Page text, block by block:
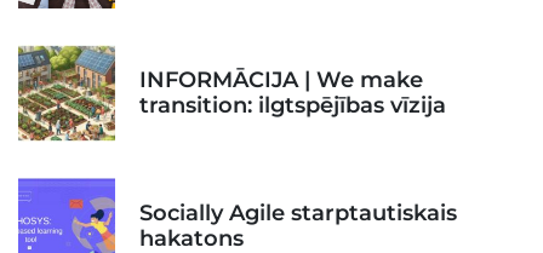
INFORMĀCIJA | We make
transition: ilgtspējības vīzija
Socially Agile starptautiskais
hakatons